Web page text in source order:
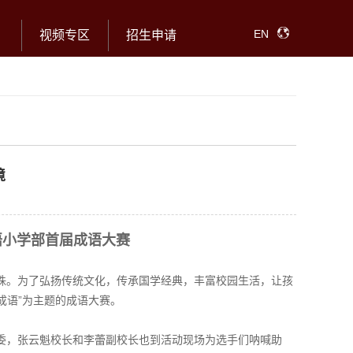
视频专区 招生申请 EN
学部首届成语大赛
为了弘扬传统文化，传承国学经典，丰富校园生活，让孩
”为主题的成语大赛。
张云魁校长和李蕾副校长也到活动现场为选手们呐喊助